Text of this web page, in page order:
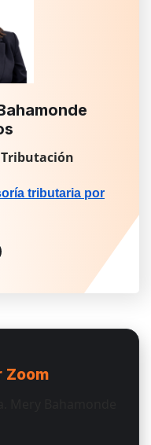
tributaria por
Zoom